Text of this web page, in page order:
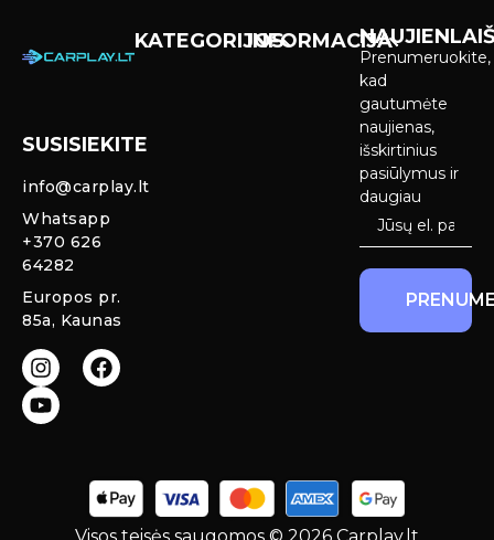
SUSISIEKITE
info@carplay.lt
Whatsapp
+370 626
64282
Europos pr.
85a, Kaunas
KATEGORIJOS
galinio vaizdo
INFORMACIJA
Prenumeruokite,
kad
gautumėte
naujienas,
išskirtinius
pasiūlymus ir
daugiau